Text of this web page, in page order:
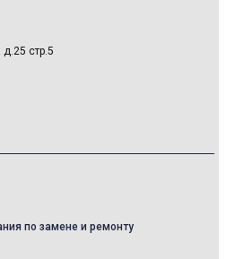
стр.5
по замене и ремонту